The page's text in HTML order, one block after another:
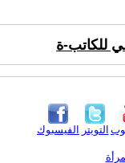
للكاتب-ة
الفيسبوك التويتر